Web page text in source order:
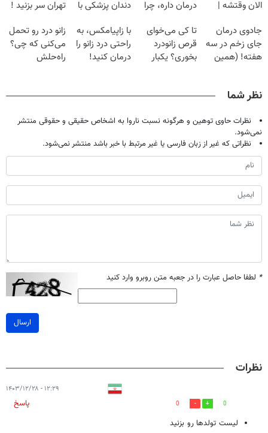
الان وقتشه |
میلیون تومان!!!
درمان داره، چرا
تحمل میکنی؟❗
دندان پزشکی با
خانگی
تهران سر بزنید !
میلیون !
جادوی درمان
جای زخم در سه
هفته! (همین
تا کی می‌خوای
قرص زانودرد
بخوری؟ یکبار
با زاپیامکس، به
راحتی درد زانو را
درمان کنید!
زانو درد رو تحمل
می‌کنی که چی؟
راه‌حلش
نظر شما
نظرات حاوی توهین و هرگونه نسبت ناروا به اشخاص حقیقی و حقوقی منتشر
نمی‌شود.
نظراتی که غیر از زبان فارسی یا غیر مرتبط با خبر باشد منتشر نمی‌شود.
* لطفا حاصل عبارت را در جعبه متن روبرو وارد کنید
ارسال
نظرات
۱۲:۲۹ - ۱۴۰۳/۱۲/۲۸
0
0
پاسخ
لیست تولدها رو بزنید